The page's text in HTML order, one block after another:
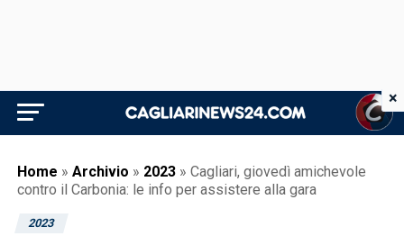
Home » Archivio » 2023 » Cagliari, giovedì amichevole
contro il Carbonia: le info per assistere alla gara
2023
×